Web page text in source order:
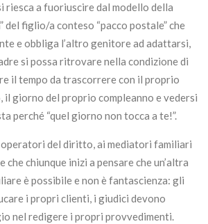
riesca a fuoriuscire dal modello della
del figlio/a conteso “pacco postale” che
e obbliga l’altro genitore ad adattarsi,
si possa ritrovare nella condizione di
il tempo da trascorrere con il proprio
il giorno del proprio compleanno e vedersi
perché “quel giorno non tocca a te!”.
del diritto, ai mediatori familiari
chiunque inizi a pensare che un’altra
è possibile e non è fantascienza: gli
i propri clienti, i giudici devono
nel redigere i propri provvedimenti.